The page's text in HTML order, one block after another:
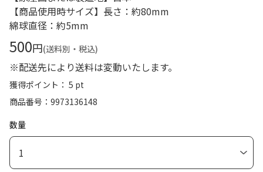
【商品使用時サイズ】長さ：約80mm
綿球直径：約5mm
500円(送料別・税込)
※配送先により送料は変動いたします。
獲得ポイント： 5 pt
商品番号
9973136148
数量
1